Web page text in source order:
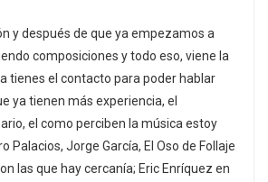
y después de que ya empezamos a
composiciones y todo eso, viene la
tienes el contacto para poder hablar
ya tienen más experiencia, el
el como perciben la música estoy
Palacios, Jorge García, El Oso de Follaje
las que hay cercanía; Eric Enríquez en